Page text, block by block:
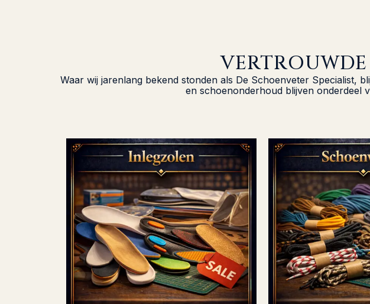
Waar wij jarenlang bekend stonden als De Schoenveter
en schoenonderhoud blijven onderdeel